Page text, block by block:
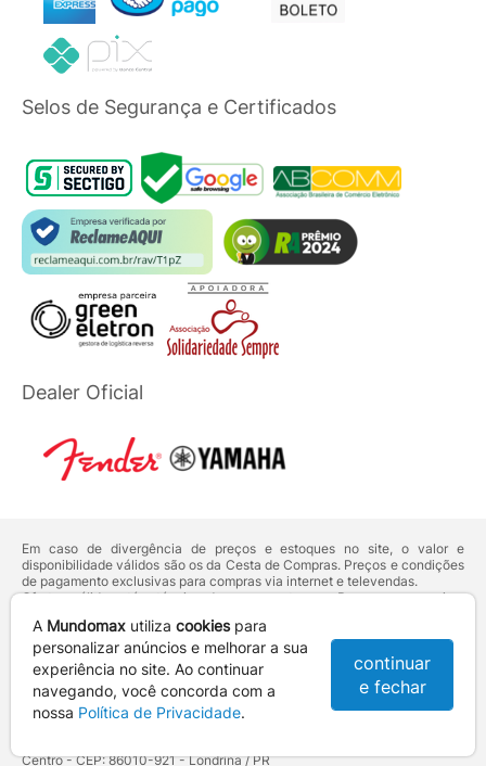
Selos de Segurança e Certificados
Dealer Oficial
Em caso de divergência de preços e estoques no site, o valor e
disponibilidade válidos são os da Cesta de Compras. Preços e condições
de pagamento exclusivas para compras via internet e televendas.
Ofertas válidas até o término de nossos estoques. Para compras acima
deVenda Corporativa.
Os preços apresentados no site prevalecem sobre outros anunciados em
qualquer outro meio de comunicação ou sites de buscas. Código de
Defesa do Consumidor:Lei nº 8.078.
Vendas sujeitas à confirmação de dados e análises de crédito e risco.
Centro - CEP: 86010-921 - Londrina / PR
A Mundomax utiliza cookiespara
personalizar anúncios e melhorar a sua
experiência no site. Ao continuar
navegando, você concorda com a
nossa Política de Privacidade.
continuar
e fechar